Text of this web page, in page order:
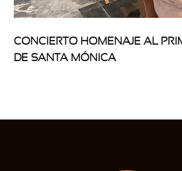
CONCIERTO HOMENAJE AL
DE SANTA MÓNICA